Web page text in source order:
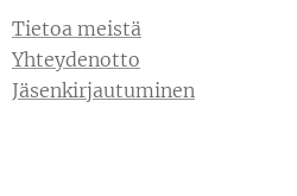
Tietoa meistä
Yhteydenotto
Jäsenkirjautuminen